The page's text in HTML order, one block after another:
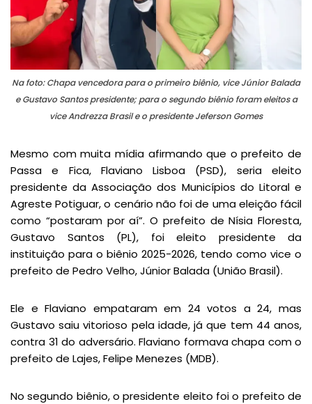
Na foto: Chapa vencedora para o primeiro biênio, vice Júnior Balada
e Gustavo Santos presidente; para o segundo biênio foram eleitos a
vice Andrezza Brasil e o presidente Jeferson Gomes
Mesmo com muita mídia afirmando que o prefeito de
Passa e Fica, Flaviano Lisboa (PSD), seria eleito
presidente da Associação dos Municípios do Litoral e
Agreste Potiguar, o cenário não foi de uma eleição fácil
como “postaram por aí”. O prefeito de Nísia Floresta,
Gustavo Santos (PL), foi eleito presidente da
instituição para o biênio 2025-2026, tendo como vice o
prefeito de Pedro Velho, Júnior Balada (União Brasil).
Ele e Flaviano empataram em 24 votos a 24, mas
Gustavo saiu vitorioso pela idade, já que tem 44 anos,
contra 31 do adversário. Flaviano formava chapa com o
prefeito de Lajes, Felipe Menezes (MDB).
No segundo biênio, o presidente eleito foi o prefeito de